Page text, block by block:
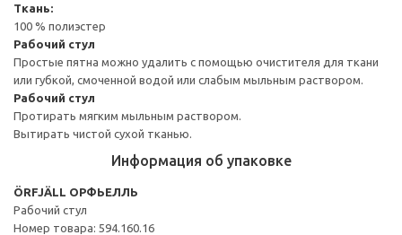
Ткань:
100 % полиэстер
Рабочий стул
Простые пятна можно удалить с помощью очистителя для ткани
или губкой, смоченной водой или слабым мыльным раствором.
Рабочий стул
Протирать мягким мыльным раствором.
Вытирать чистой сухой тканью.
Информация об упаковке
ÖRFJÄLL ОРФЬЕЛЛЬ
Рабочий стул
Номер товара: 594.160.16